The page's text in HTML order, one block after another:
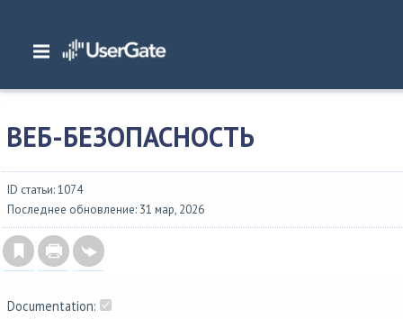
Главная/ Документация/NGFW
Политики безопасности
ВЕБ-БЕЗОПАСНОСТЬ
ID статьи: 1074
Последнее обновление: 31 мар, 2026
Documentation: